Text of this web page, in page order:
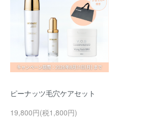
ピーナッツ毛穴ケアセット
19,800円(税1,800円)